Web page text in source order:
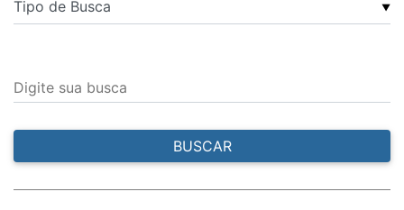
▼
Digite sua busca
BUSCAR